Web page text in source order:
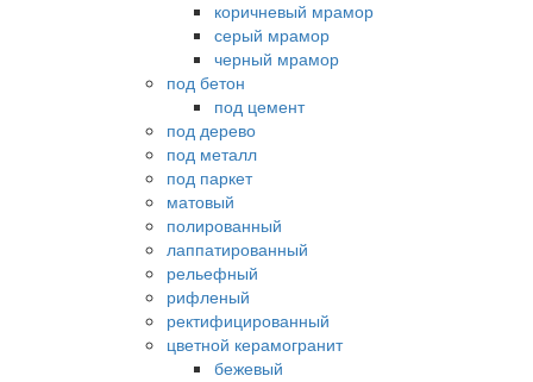
коричневый мрамор
серый мрамор
черный мрамор
под бетон
под цемент
под дерево
под металл
под паркет
матовый
полированный
лаппатированный
рельефный
рифленый
ректифицированный
цветной керамогранит
бежевый